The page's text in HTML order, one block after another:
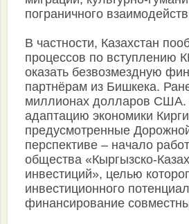
пограничного
В частности, Казахстан
процессов по вступлению
оказать безвозмездную
партнёрам из Бишкека.
миллионах долларов США.
адаптацию экономики
предусмотренные
перспективе – начало
общества «Кыргызско-
инвестиций», целью
инвестиционного
финансирование